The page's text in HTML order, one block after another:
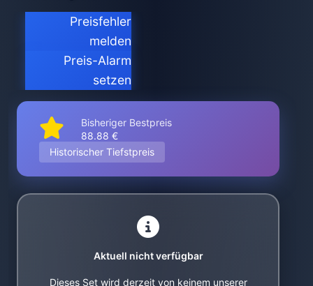
Preisfehler
melden
Preis-Alarm
setzen
Bisheriger Bestpreis
88.88 €
Historischer Tiefstpreis
Aktuell nicht verfügbar
Dieses Set wird derzeit von keinem unserer